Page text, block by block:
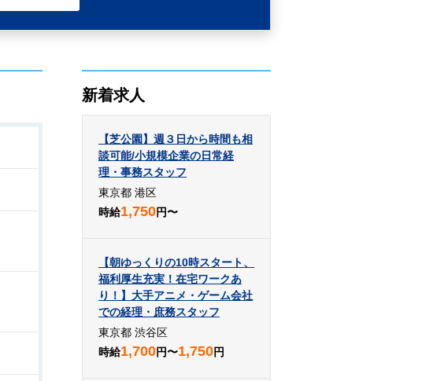
新着求人
【芝公園】週３日から時間も相
談可能/小規模企業の日常経
理・事務スタッフ
東京都 港区
時給1,750円〜
【朝ゆっくりの10時スタート、
福利厚生充実！在宅ワークあ
り！】大手アニメ・ゲーム会社
での経理・庶務スタッフ
東京都 渋谷区
時給1,700円〜1,750円